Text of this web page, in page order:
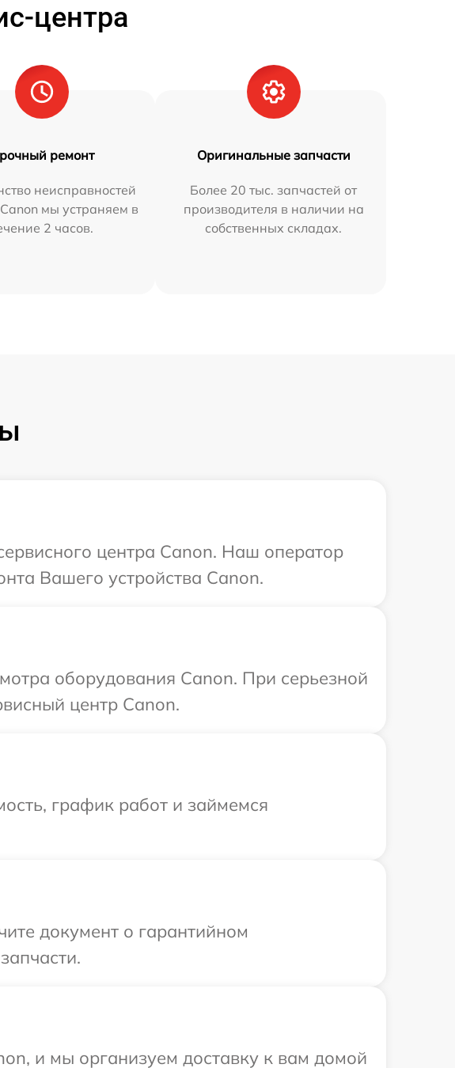
центра
ремонт
неисправностей
мы устраняем в
2 часов.
Оригинальные запчасти
Более 20 тыс. запчастей от
производителя в наличии на
собственных складах.
центра Canon. Наш оператор
Вашего устройства Canon.
оборудования Canon. При серьезной
центр Canon.
график работ и займемся
документ о гарантийном
и мы организуем доставку к вам домой